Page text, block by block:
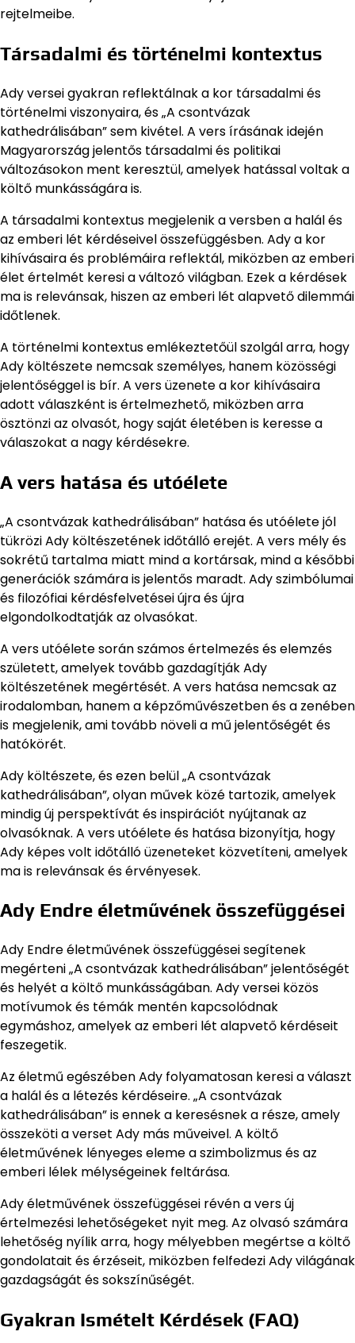
rejtelmeibe.
Társadalmi és történelmi kontextus
Ady versei gyakran reflektálnak a kor társadalmi és
történelmi viszonyaira, és „A csontvázak
kathedrálisában” sem kivétel. A vers írásának idején
Magyarország jelentős társadalmi és politikai
változásokon ment keresztül, amelyek hatással voltak a
költő munkásságára is.
A társadalmi kontextus megjelenik a versben a halál és
az emberi lét kérdéseivel összefüggésben. Ady a kor
kihívásaira és problémáira reflektál, miközben az emberi
élet értelmét keresi a változó világban. Ezek a kérdések
ma is relevánsak, hiszen az emberi lét alapvető dilemmái
időtlenek.
A történelmi kontextus emlékeztetőül szolgál arra, hogy
Ady költészete nemcsak személyes, hanem közösségi
jelentőséggel is bír. A vers üzenete a kor kihívásaira
adott válaszként is értelmezhető, miközben arra
ösztönzi az olvasót, hogy saját életében is keresse a
válaszokat a nagy kérdésekre.
A vers hatása és utóélete
„A csontvázak kathedrálisában” hatása és utóélete jól
tükrözi Ady költészetének időtálló erejét. A vers mély és
sokrétű tartalma miatt mind a kortársak, mind a későbbi
generációk számára is jelentős maradt. Ady szimbólumai
és filozófiai kérdésfelvetései újra és újra
elgondolkodtatják az olvasókat.
A vers utóélete során számos értelmezés és elemzés
született, amelyek tovább gazdagítják Ady
költészetének megértését. A vers hatása nemcsak az
irodalomban, hanem a képzőművészetben és a zenében
is megjelenik, ami tovább növeli a mű jelentőségét és
hatókörét.
Ady költészete, és ezen belül „A csontvázak
kathedrálisában”, olyan művek közé tartozik, amelyek
mindig új perspektívát és inspirációt nyújtanak az
olvasóknak. A vers utóélete és hatása bizonyítja, hogy
Ady képes volt időtálló üzeneteket közvetíteni, amelyek
ma is relevánsak és érvényesek.
Ady Endre életművének összefüggései
Ady Endre életművének összefüggései segítenek
megérteni „A csontvázak kathedrálisában” jelentőségét
és helyét a költő munkásságában. Ady versei közös
motívumok és témák mentén kapcsolódnak
egymáshoz, amelyek az emberi lét alapvető kérdéseit
feszegetik.
Az életmű egészében Ady folyamatosan keresi a választ
a halál és a létezés kérdéseire. „A csontvázak
kathedrálisában” is ennek a keresésnek a része, amely
összeköti a verset Ady más műveivel. A költő
életművének lényeges eleme a szimbolizmus és az
emberi lélek mélységeinek feltárása.
Ady életművének összefüggései révén a vers új
értelmezési lehetőségeket nyit meg. Az olvasó számára
lehetőség nyílik arra, hogy mélyebben megértse a költő
gondolatait és érzéseit, miközben felfedezi Ady világának
gazdagságát és sokszínűségét.
Gyakran Ismételt Kérdések (FAQ)